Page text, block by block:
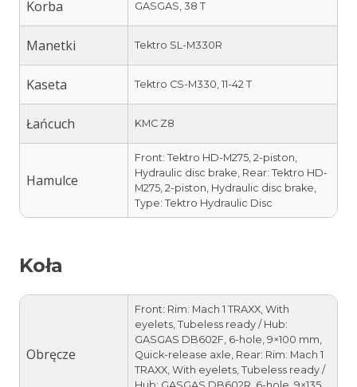
Korba GASGAS, 38 T
Manetki Tektro SL-M330R
Kaseta Tektro CS-M330, 11-42 T
Łańcuch KMC Z8
Hamulce
Front: Tektro HD-M275, 2-piston,
Hydraulic disc brake, Rear: Tektro HD-
M275, 2-piston, Hydraulic disc brake,
Type: Tektro Hydraulic Disc
Koła
Obręcze
Front: Rim: Mach 1 TRAXX, With
eyelets, Tubeless ready / Hub:
GASGAS DB602F, 6-hole, 9×100 mm,
Quick-release axle, Rear: Rim: Mach 1
TRAXX, With eyelets, Tubeless ready /